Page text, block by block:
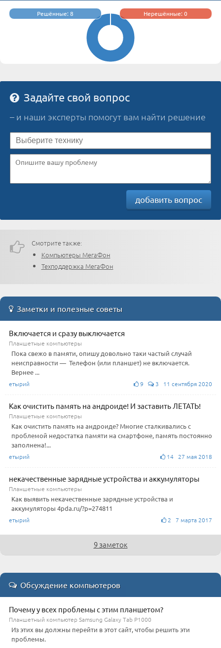
Решённые: 8 Нерешённые: 0
Задайте свой вопрос
– и наши эксперты помогут вам найти решение
добавить вопрос
Смотрите также:
Компьютеры МегаФон
Техподдержка МегаФон
Заметки и полезные советы
Включается и сразу выключается
Планшетные компьютеры
Пока свежо в памяти, опишу довольно таки частый случай
неисправности — Телефон (или планшет) не включается.
Вернее ...
етырий 9 3 11 сентября 2020
Как очистить память на андроиде! И заставить ЛЕТАТЬ!
Планшетные компьютеры
Как очистить память на андроиде? Многие сталкивались с
проблемой недостатка памяти на смартфоне, память постоянно
заполнена!...
етырий 14 27 мая 2018
некачественные зарядные устройства и аккумуляторы
Планшетные компьютеры
Как выявить некачественные зарядные устройства и
аккумуляторы 4pda.ru/?p=274811
етырий 2 7 марта 2017
9 заметок
Обсуждение компьютеров
Почему у всех проблемы с этим планшетом?
Планшетный компьютер Samsung Galaxy Tab P1000
Из этих вы должны перейти в этот сайт, чтобы решить эти
проблемы.